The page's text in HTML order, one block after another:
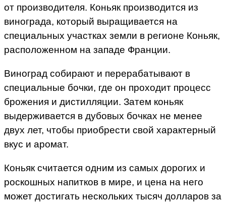
от производителя. Коньяк производится из
винограда, который выращивается на
специальных участках земли в регионе Коньяк,
расположенном на западе Франции.
Виноград собирают и перерабатывают в
специальные бочки, где он проходит процесс
брожения и дистилляции. Затем коньяк
выдерживается в дубовых бочках не менее
двух лет, чтобы приобрести свой характерный
вкус и аромат.
Коньяк считается одним из самых дорогих и
роскошных напитков в мире, и цена на него
может достигать нескольких тысяч долларов за